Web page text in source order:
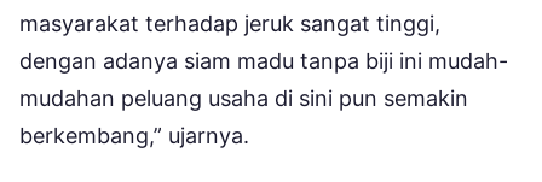
masyarakat terhadap jeruk sangat tinggi,
dengan adanya siam madu tanpa biji ini mudah-
mudahan peluang usaha di sini pun semakin
berkembang,” ujarnya.